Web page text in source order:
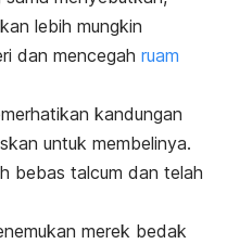
lebih mungkin
dan mencegah ruam
kandungan
untuk membelinya.
bebas talcum dan telah
merek bedak